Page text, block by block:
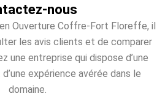
nous
Ouverture Coffre-Fort Floreffe, il
les avis clients et de comparer
une entreprise qui dispose d’une
expérience avérée dans le
domaine.